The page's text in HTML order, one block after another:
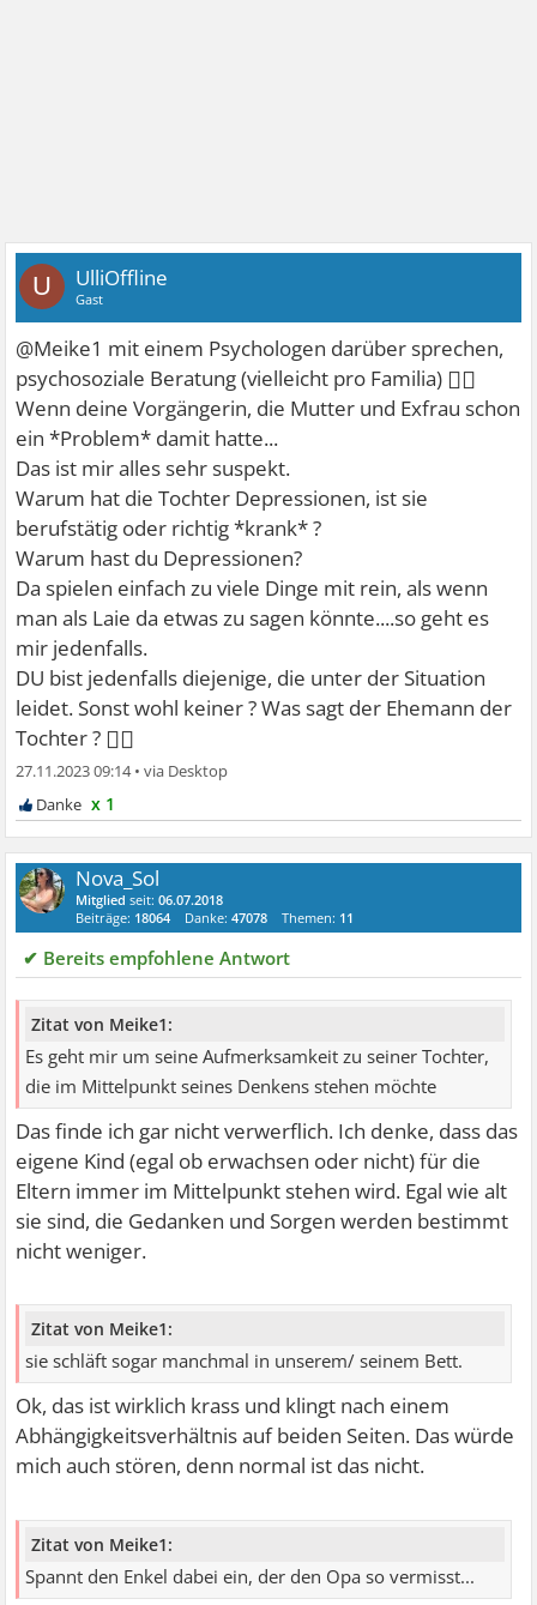
U UlliOffline
Gast
@Meike1 mit einem Psychologen darüber sprechen,
psychosoziale Beratung (vielleicht pro Familia) 🤷‍♀
Wenn deine Vorgängerin, die Mutter und Exfrau schon
ein *Problem* damit hatte...
Das ist mir alles sehr suspekt.
Warum hat die Tochter Depressionen, ist sie
berufstätig oder richtig *krank* ?
Warum hast du Depressionen?
Da spielen einfach zu viele Dinge mit rein, als wenn
man als Laie da etwas zu sagen könnte....so geht es
mir jedenfalls.
DU bist jedenfalls diejenige, die unter der Situation
leidet. Sonst wohl keiner ? Was sagt der Ehemann der
Tochter ? 🤷‍♀
27.11.2023 09:14•
x 1
Nova_Sol
Mitglied seit:06.07.2018
Beiträge: 18064 Danke:47078 Themen: 11
✔ Bereits empfohlene Antwort
Zitat von Meike1:
Es geht mir um seine Aufmerksamkeit zu seiner Tochter,
die im Mittelpunkt seines Denkens stehen möchte
Das finde ich gar nicht verwerflich. Ich denke, dass das
eigene Kind (egal ob erwachsen oder nicht) für die
Eltern immer im Mittelpunkt stehen wird. Egal wie alt
sie sind, die Gedanken und Sorgen werden bestimmt
nicht weniger.
Zitat von Meike1:
sie schläft sogar manchmal in unserem/ seinem Bett.
Ok, das ist wirklich krass und klingt nach einem
Abhängigkeitsverhältnis auf beiden Seiten. Das würde
mich auch stören, denn normal ist das nicht.
Zitat von Meike1:
Spannt den Enkel dabei ein, der den Opa so vermisst...